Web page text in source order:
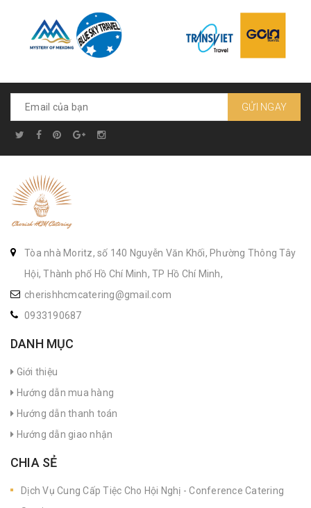
GỬI NGAY
Tòa nhà Moritz, số 140 Nguyễn Văn Khối, Phường Thông Tây
Hội, Thành phố Hồ Chí Minh, TP Hồ Chí Minh,
cherishhcmcatering@gmail.com
0933190687
DANH MỤC
Giới thiệu
Hướng dẫn mua hàng
Hướng dẫn thanh toán
Hướng dẫn giao nhận
CHIA SẺ
Dịch Vụ Cung Cấp Tiệc Cho Hội Nghị - Conference Catering